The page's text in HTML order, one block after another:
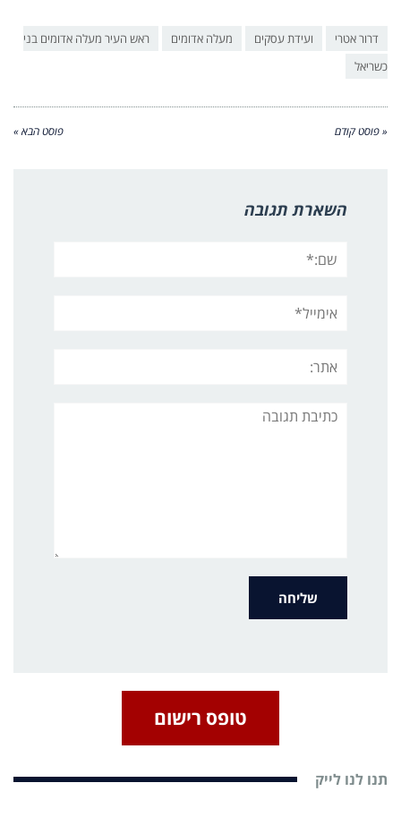
דרור אטרי ועידת עסקים מעלה אדומים
ראש העיר מעלה אדומים בני
כשריאל
« פוסט קודם פוסט הבא »
השארת תגובה
תגובה
טופס רישום
תנו לנו לייק